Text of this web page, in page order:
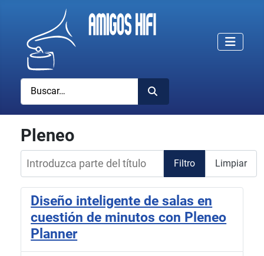
Buscar
Pleneo
Introduzca parte del título
Filtro Limpiar
Diseño inteligente de salas en
cuestión de minutos con Pleneo
Planner